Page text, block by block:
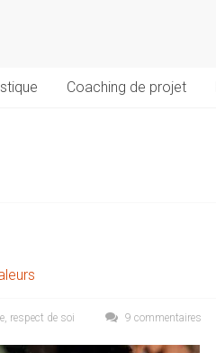
Coaching de projet
, respect de soi 9 commentaires